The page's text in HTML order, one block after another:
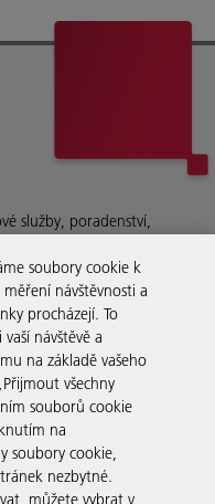
služby, poradenství,
tom, co děláme
soubory cookie k
návštěvnosti a
procházejí. To
návštěvě a
na základě vašeho
všechny
souborů cookie
na
soubory cookie,
nezbytné.
můžete vybrat v